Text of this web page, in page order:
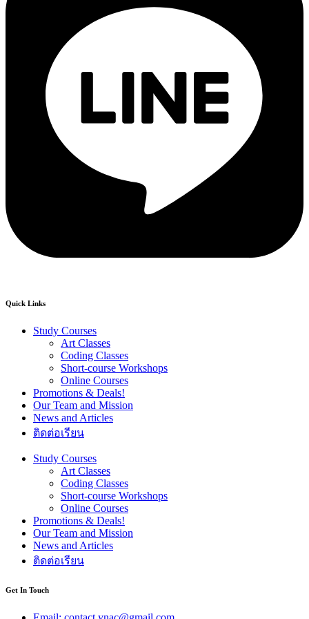
Quick Links
Study Courses
Art Classes
Coding Classes
Short-course Workshops
Online Courses
Promotions & Deals!
Our Team and Mission
News and Articles
ติดต่อเรียน
Study Courses
Art Classes
Coding Classes
Short-course Workshops
Online Courses
Promotions & Deals!
Our Team and Mission
News and Articles
ติดต่อเรียน
Get In Touch